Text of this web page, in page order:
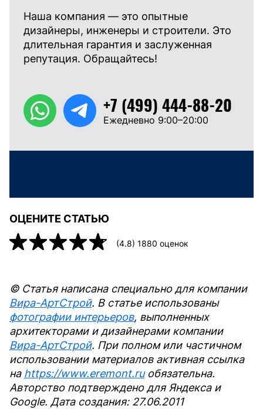
Наша компания — это опытные
дизайнеры, инженеры и строители. Это
длительная гарантия и заслуженная
репутация. Обращайтесь!
+7 (499) 444-88-20
Ежедневно 9:00–20:00
ОЦЕНИТЕ СТАТЬЮ
(4.8) 1880 оценок
© Статья написана специально для компании
Вира-АртСтрой. В статье использованы
фотографии интерьеров, выполненных
архитекторами и дизайнерами компании
Вира-АртСтрой. При полном или частичном
использовании материалов активная ссылка
на https://www.eremont.ruобязательна.
Авторство подтверждено для Яндекса и
Google. Дата создания: 27.06.2011